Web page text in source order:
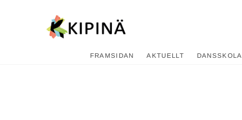
FRAMSIDAN AKTUELLT DANSSKOLA